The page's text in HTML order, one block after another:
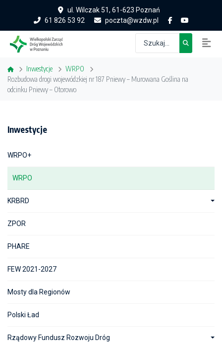
ul. Wilczak 51, 61-623 Poznań
61 826 53 92
poczta@wzdw.pl
Inwestycje
WRPO
Rozbudowa drogi wojewódzkiej nr 187 Pniewy – Murowana Goślina na
odcinku Pniewy – Otorowo
Inwestycje
WRPO+
WRPO
KRBRD
ZPOR
PHARE
FEW 2021-2027
Mosty dla Regionów
Polski Ład
Rządowy Fundusz Rozwoju Dróg